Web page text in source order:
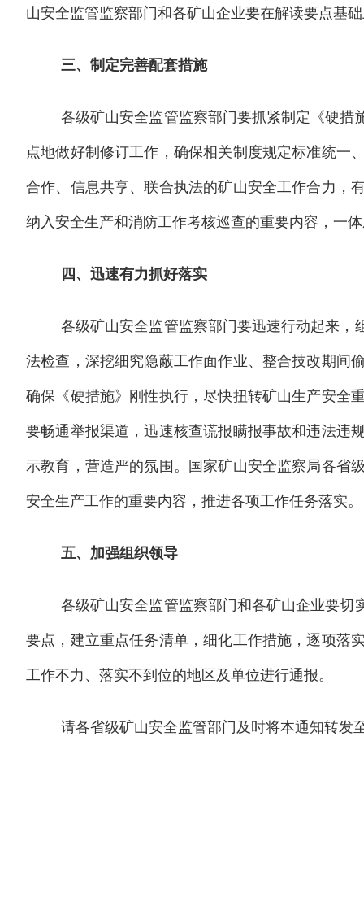
山安全监管监察部门和各矿山企业要在解读要点基
三、制定完善配套措施
各级矿山安全监管监察部门要抓紧制定《硬
点地做好制修订工作，确保相关制度规定标准统一
合作、信息共享、联合执法的矿山安全工作合力，
纳入安全生产和消防工作考核巡查的重要内容，一
四、迅速有力抓好落实
各级矿山安全监管监察部门要迅速行动起来
法检查，深挖细究隐蔽工作面作业、整合技改期间
确保《硬措施》刚性执行，尽快扭转矿山生产安全
要畅通举报渠道，迅速核查谎报瞒报事故和违法违
示教育，营造严的氛围。国家矿山安全监察局各省
安全生产工作的重要内容，推进各项工作任务落实。
五、加强组织领导
各级矿山安全监管监察部门和各矿山企业要
要点，建立重点任务清单，细化工作措施，逐项落
工作不力、落实不到位的地区及单位进行通报。
请各省级矿山安全监管部门及时将本通知转发